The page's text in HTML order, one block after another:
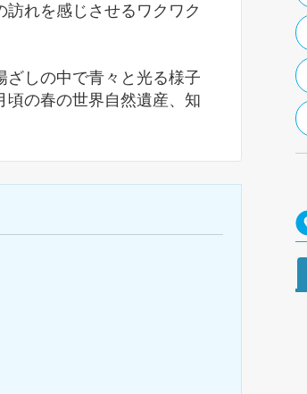
れを感じさせるワクワク
しの中で青々と光る様子
頃の春の世界自然遺産、知